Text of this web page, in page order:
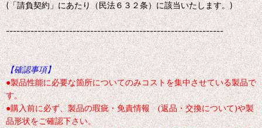
(「請負契約」にあたり（民法６３２条）に該当いたします。)
--------------------------------------------------------------
【確認事項】
●製品性能に必要な箇所についてのみコストを集中させている製品で
す。
●購入前に必ず、製品の瑕疵・免責情報 (返品・交換について)や製
品形状をご確認下さい。